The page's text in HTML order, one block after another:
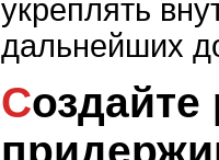
укреплять
дальнейших
Создайте режим и